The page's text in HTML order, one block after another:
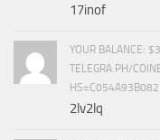
17inof
YOUR BALANCE:
TELEGRA.PH/
2lv2lq